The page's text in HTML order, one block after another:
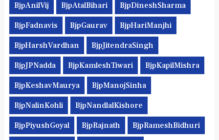
BjpAnilVij BjpAtalBihari BjpDineshSharma
BjpFadnavis BjpGaurav BjpHariManjhi
BjpHarshVardhan BjpJitendraSingh
BjpJPNadda BjpKamleshTiwari BjpKapilMishra
BjpKeshavMaurya BjpManojSinha
BjpNalinKohli BjpNandlalKishore
BjpPiyushGoyal BjpRajnath BjpRameshBidhuri